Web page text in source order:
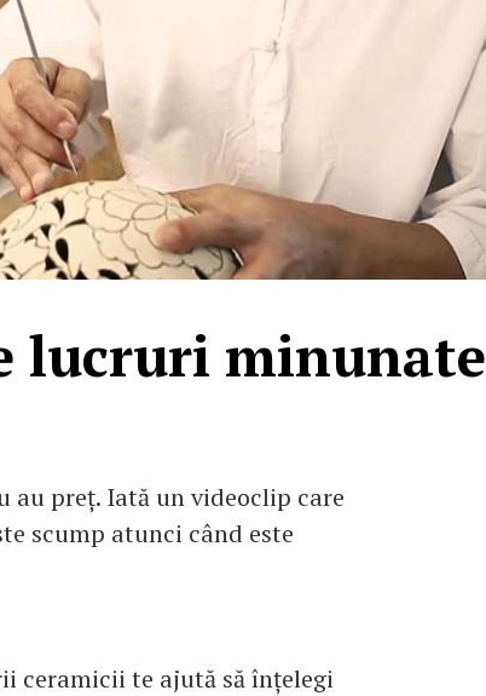
lucruri minunate
preț. Iată un videoclip care
scump atunci când este
ceramicii te ajută să înțelegi